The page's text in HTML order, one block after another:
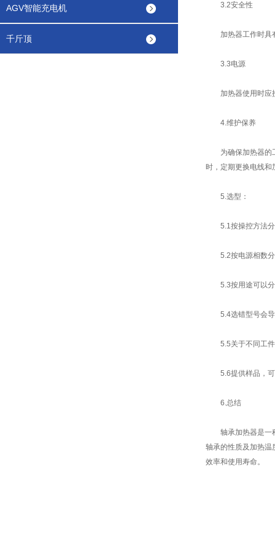
AGV智能充电机
千斤顶
3.2安全性
加热器工作时具有
3.3电源
加热器使用时应接
4.维护保养
为确保加热器的工
时，定期更换电线
5.选型：
5.1按操控方法分
5.2按电源相数分
5.3按用途可以分
5.4选错型号会导
5.5关于不同工件
5.6提供样品，可
6.总结
轴承加热器是一种
轴承的性质及加热温
效率和使用寿命。